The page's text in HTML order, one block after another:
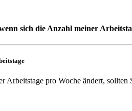
sich die Anzahl meiner
Arbeitstage pro Woche ändert,